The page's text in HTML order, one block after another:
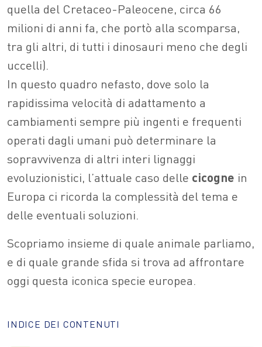
quella del Cretaceo-Paleocene, circa 66
milioni di anni fa, che portò alla scomparsa,
tra gli altri, di tutti i dinosauri meno che degli
uccelli).
In questo quadro nefasto, dove solo la
rapidissima velocità di adattamento a
cambiamenti sempre più ingenti e frequenti
operati dagli umani può determinare la
sopravvivenza di altri interi lignaggi
evoluzionistici, l’attuale caso delle cicogne in
Europa ci ricorda la complessità del tema e
delle eventuali soluzioni.
Scopriamo insieme di quale animale parliamo,
e di quale grande sfida si trova ad affrontare
oggi questa iconica specie europea.
INDICE DEI CONTENUTI